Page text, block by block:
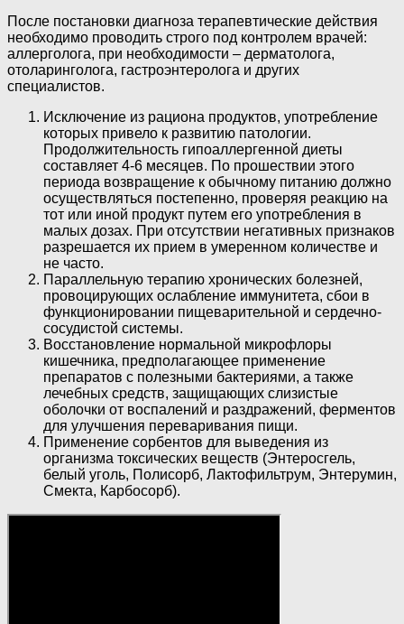
После постановки диагноза терапевтические действия
необходимо проводить строго под контролем врачей:
аллерголога, при необходимости – дерматолога,
отоларинголога, гастроэнтеролога и других
специалистов.
Исключение из рациона продуктов, употребление
которых привело к развитию патологии.
Продолжительность гипоаллергенной диеты
составляет 4-6 месяцев. По прошествии этого
периода возвращение к обычному питанию должно
осуществляться постепенно, проверяя реакцию на
тот или иной продукт путем его употребления в
малых дозах. При отсутствии негативных признаков
разрешается их прием в умеренном количестве и
не часто.
Параллельную терапию хронических болезней,
провоцирующих ослабление иммунитета, сбои в
функционировании пищеварительной и сердечно-
сосудистой системы.
Восстановление нормальной микрофлоры
кишечника, предполагающее применение
препаратов с полезными бактериями, а также
лечебных средств, защищающих слизистые
оболочки от воспалений и раздражений, ферментов
для улучшения переваривания пищи.
Применение сорбентов для выведения из
организма токсических веществ (Энтеросгель,
белый уголь, Полисорб, Лактофильтрум, Энтерумин,
Смекта, Карбосорб).